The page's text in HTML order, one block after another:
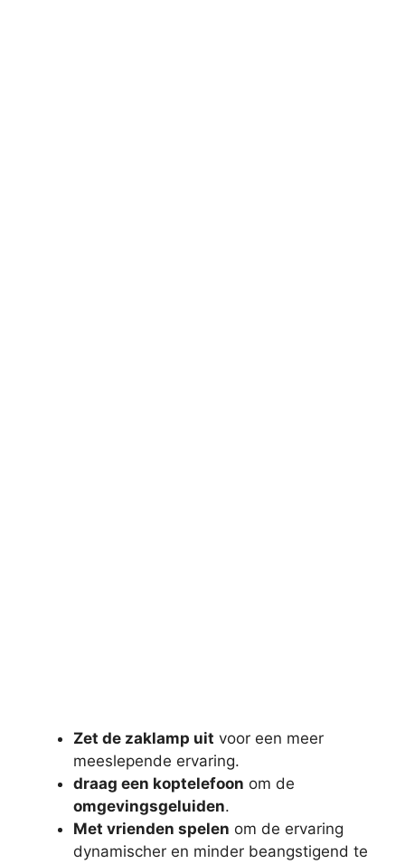
Zet de zaklamp uit voor een meer
meeslepende ervaring.
draag een koptelefoon om de
omgevingsgeluiden.
Met vrienden spelen om de ervaring
dynamischer en minder beangstigend te